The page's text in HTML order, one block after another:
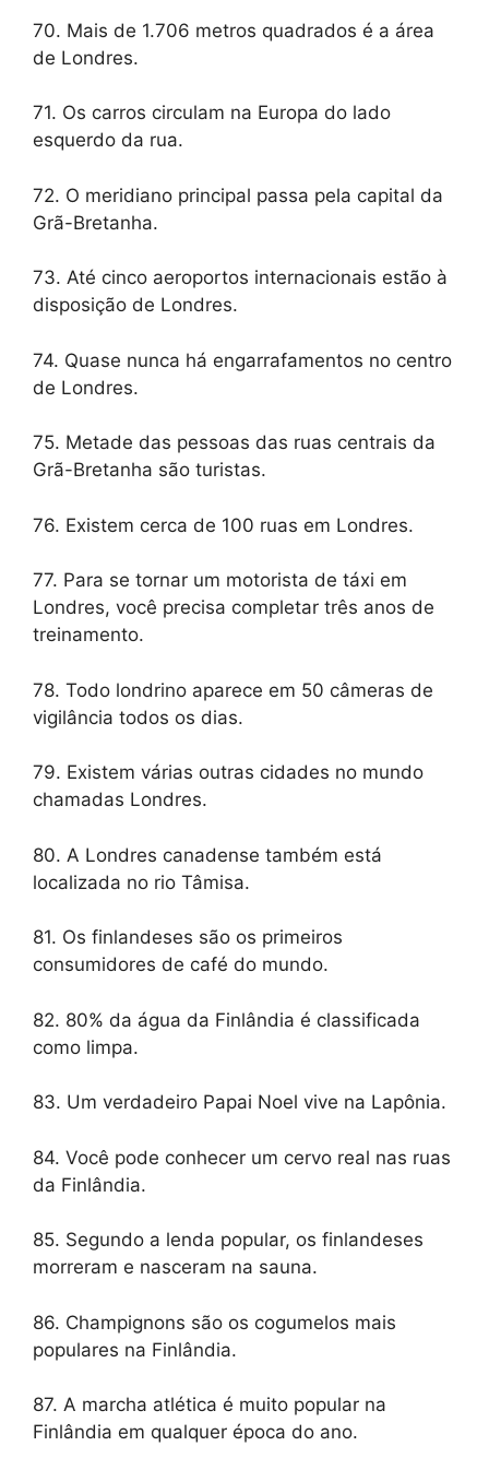
70. Mais de 1.706 metros quadrados é a área
de Londres.
71. Os carros circulam na Europa do lado
esquerdo da rua.
72. O meridiano principal passa pela capital da
Grã-Bretanha.
73. Até cinco aeroportos internacionais estão à
disposição de Londres.
74. Quase nunca há engarrafamentos no centro
de Londres.
75. Metade das pessoas das ruas centrais da
Grã-Bretanha são turistas.
76. Existem cerca de 100 ruas em Londres.
77. Para se tornar um motorista de táxi em
Londres, você precisa completar três anos de
treinamento.
78. Todo londrino aparece em 50 câmeras de
vigilância todos os dias.
79. Existem várias outras cidades no mundo
chamadas Londres.
80. A Londres canadense também está
localizada no rio Tâmisa.
81. Os finlandeses são os primeiros
consumidores de café do mundo.
82. 80% da água da Finlândia é classificada
como limpa.
83. Um verdadeiro Papai Noel vive na Lapônia.
84. Você pode conhecer um cervo real nas ruas
da Finlândia.
85. Segundo a lenda popular, os finlandeses
morreram e nasceram na sauna.
86. Champignons são os cogumelos mais
populares na Finlândia.
87. A marcha atlética é muito popular na
Finlândia em qualquer época do ano.